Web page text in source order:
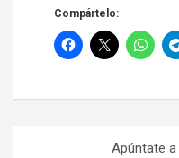
Compártelo:
Apúntate a